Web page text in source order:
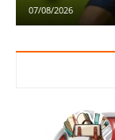
07/08/2026